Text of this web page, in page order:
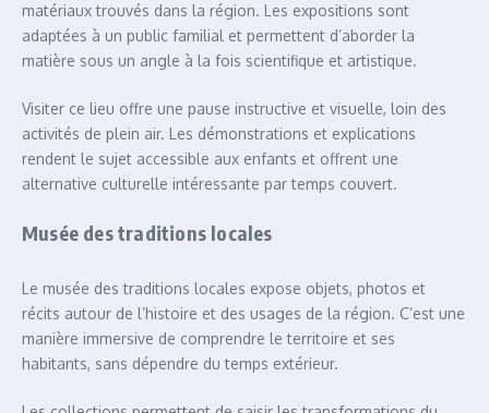
matériaux trouvés dans la région. Les expositions sont
adaptées à un public familial et permettent d’aborder la
matière sous un angle à la fois scientifique et artistique.
Visiter ce lieu offre une pause instructive et visuelle, loin des
activités de plein air. Les démonstrations et explications
rendent le sujet accessible aux enfants et offrent une
alternative culturelle intéressante par temps couvert.
Musée des traditions locales
Le musée des traditions locales expose objets, photos et
récits autour de l’histoire et des usages de la région. C’est une
manière immersive de comprendre le territoire et ses
habitants, sans dépendre du temps extérieur.